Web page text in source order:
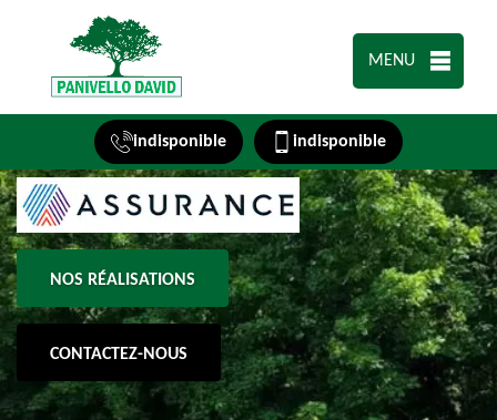
MENU
indisponible indisponible
NOS RÉALISATIONS
CONTACTEZ-NOUS